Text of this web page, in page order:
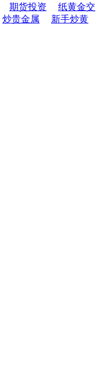
期货投资
纸黄金交
炒贵金属
新手炒黄